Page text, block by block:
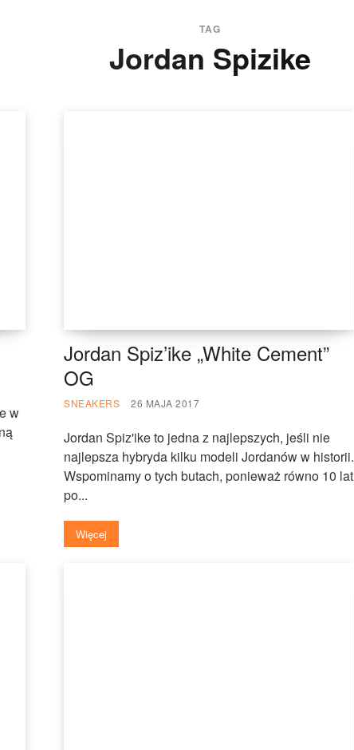
TAG
Jordan Spizike
w
Jordan Spiz’ike „White Cement”
OG
SNEAKERS 26 MAJA 2017
Jordan Spiz'ike to jedna z najlepszych, jeśli nie
najlepsza hybryda kilku modeli Jordanów w historii.
Wspominamy o tych butach, ponieważ równo 10 lat
po...
Więcej